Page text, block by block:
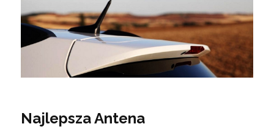
Najlepsza Antena